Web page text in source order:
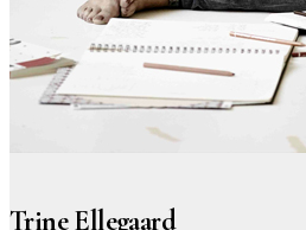
Trine Ellegaard